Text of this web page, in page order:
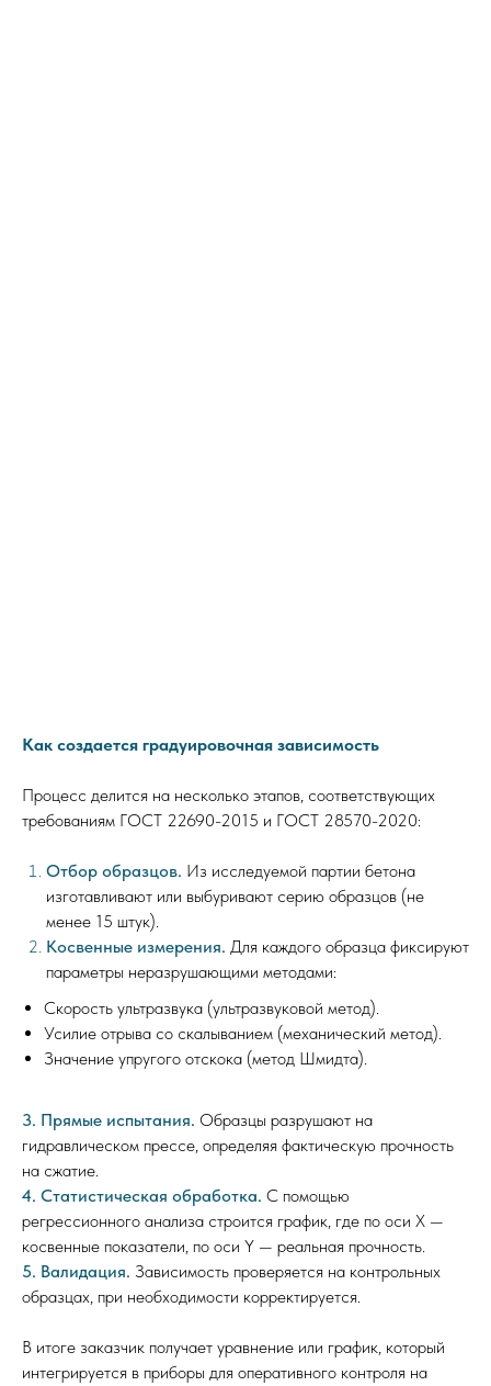
Как создается градуировочная зависимость
Процесс делится на несколько этапов, соответствующих
требованиям ГОСТ 22690-2015 и ГОСТ 28570-2020:
Отбор образцов. Из исследуемой партии бетона
изготавливают или выбуривают серию образцов (не
менее 15 штук).
Косвенные измерения. Для каждого образца фиксируют
параметры неразрушающими методами:
Скорость ультразвука (ультразвуковой метод).
Усилие отрыва со скалыванием (механический метод).
Значение упругого отскока (метод Шмидта).
3. Прямые испытания. Образцы разрушают на
гидравлическом прессе, определяя фактическую прочность
на сжатие.
4. Статистическая обработка. С помощью
регрессионного анализа строится график, где по оси X —
косвенные показатели, по оси Y — реальная прочность.
5. Валидация. Зависимость проверяется на контрольных
образцах, при необходимости корректируется.
В итоге заказчик получает уравнение или график, который
интегрируется в приборы для оперативного контроля на